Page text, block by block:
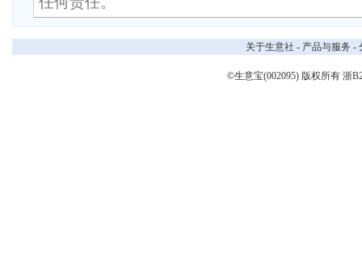
关于生意社 - 产品与服务 -
©生意宝(002095) 版权所有 浙